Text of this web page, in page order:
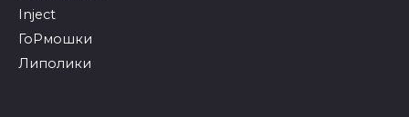
Inject
ГоРмошки
Липолики